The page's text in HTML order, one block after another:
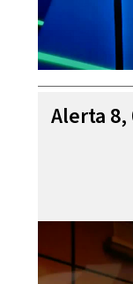
Alerta 8,